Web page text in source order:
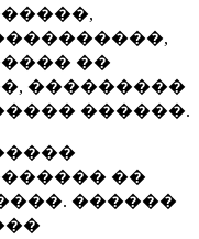
��
���������
������.
��
������